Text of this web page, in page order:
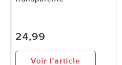
24,99
Voir l’article